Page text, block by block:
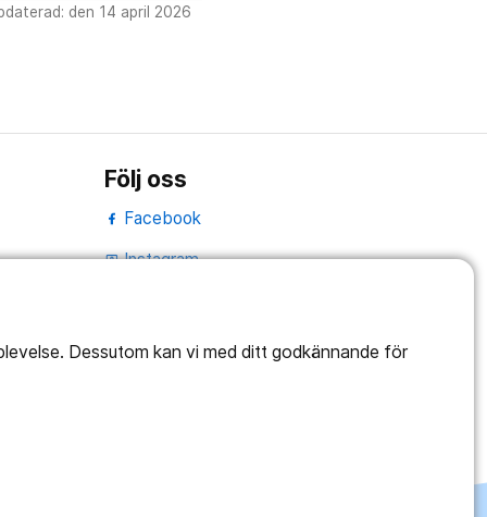
Dessutom kan vi med ditt godkännande för
den 14 april 2026
Följ oss
Facebook
portraitInstagram